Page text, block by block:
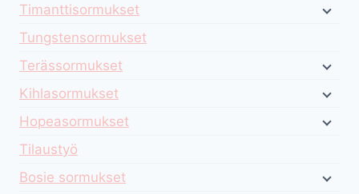
Timanttisormukset
Tungstensormukset
Terässormukset
Kihlasormukset
Hopeasormukset
Tilaustyö
Bosie sormukset